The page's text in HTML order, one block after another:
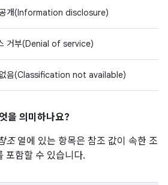
개(Information disclosure)
거부(Denial of service)
음(Classification not available)
을 의미하나요?
조열에 있는 항목은 참조 값이 속한 조
포함할 수 있습니다.